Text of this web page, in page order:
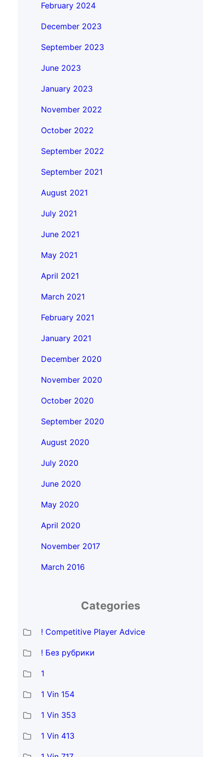
February 2024
December 2023
September 2023
June 2023
January 2023
November 2022
October 2022
September 2022
September 2021
August 2021
July 2021
June 2021
May 2021
April 2021
March 2021
February 2021
January 2021
December 2020
November 2020
October 2020
September 2020
August 2020
July 2020
June 2020
May 2020
April 2020
November 2017
March 2016
Categories
! Competitive Player Advice
! Без рубрики
1
1 Vin 154
1 Vin 353
1 Vin 413